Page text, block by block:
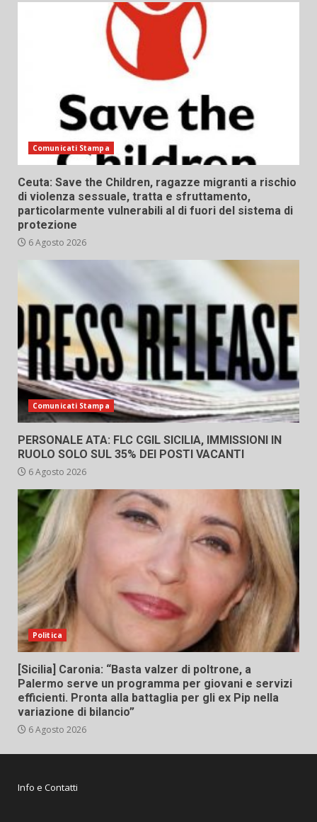
Comunicati Stampa
Ceuta: Save the Children, ragazze migranti a rischio
di violenza sessuale, tratta e sfruttamento,
particolarmente vulnerabili al di fuori del sistema di
protezione
6 Agosto 2026
Comunicati Stampa
PERSONALE ATA: FLC CGIL SICILIA, IMMISSIONI IN
RUOLO SOLO SUL 35% DEI POSTI VACANTI
6 Agosto 2026
Politica
[Sicilia] Caronia: “Basta valzer di poltrone, a
Palermo serve un programma per giovani e servizi
efficienti. Pronta alla battaglia per gli ex Pip nella
variazione di bilancio”
6 Agosto 2026
Info e Contatti